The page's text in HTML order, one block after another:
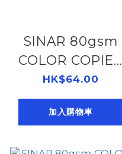
SINAR 80gsm
COLOR COPIER
PAPER A4 -
Turquoise
(#220)
HK$64.00
加入購物車